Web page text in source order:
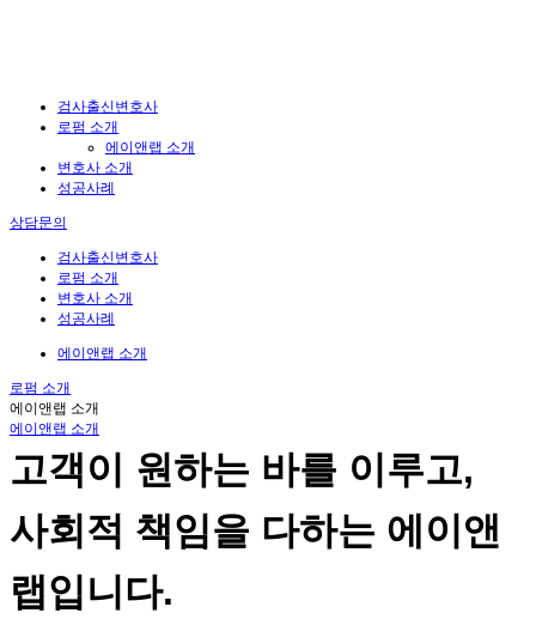
검사출신변호사
로펌 소개
에이앤랩 소개
변호사 소개
성공사례
상담문의
검사출신변호사
로펌 소개
변호사 소개
성공사례
에이앤랩 소개
로펌 소개
에이앤랩 소개
에이앤랩 소개
고객이 원하는 바를 이루고,
사회적 책임을 다하는 에이앤
랩입니다.